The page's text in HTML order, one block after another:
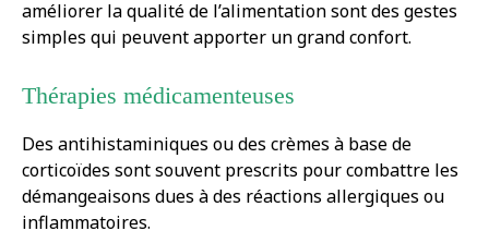
améliorer la qualité de l’alimentation sont des gestes
simples qui peuvent apporter un grand confort.
Thérapies médicamenteuses
Des antihistaminiques ou des crèmes à base de
corticoïdes sont souvent prescrits pour combattre les
démangeaisons dues à des réactions allergiques ou
inflammatoires.